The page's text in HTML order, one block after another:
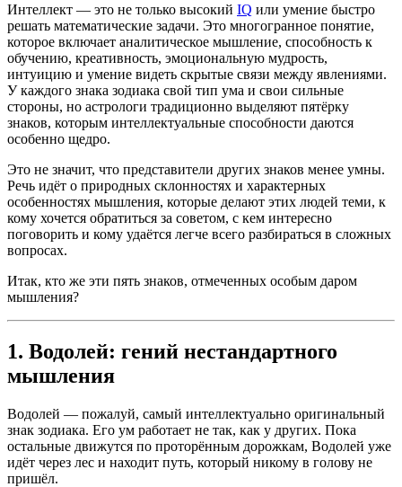
Интеллект — это не только высокий IQ или умение быстро
решать математические задачи. Это многогранное понятие,
которое включает аналитическое мышление, способность к
обучению, креативность, эмоциональную мудрость,
интуицию и умение видеть скрытые связи между явлениями.
У каждого знака зодиака свой тип ума и свои сильные
стороны, но астрологи традиционно выделяют пятёрку
знаков, которым интеллектуальные способности даются
особенно щедро.
Это не значит, что представители других знаков менее умны.
Речь идёт о природных склонностях и характерных
особенностях мышления, которые делают этих людей теми, к
кому хочется обратиться за советом, с кем интересно
поговорить и кому удаётся легче всего разбираться в сложных
вопросах.
Итак, кто же эти пять знаков, отмеченных особым даром
мышления?
1. Водолей: гений нестандартного
мышления
Водолей — пожалуй, самый интеллектуально оригинальный
знак зодиака. Его ум работает не так, как у других. Пока
остальные движутся по проторённым дорожкам, Водолей уже
идёт через лес и находит путь, который никому в голову не
пришёл.